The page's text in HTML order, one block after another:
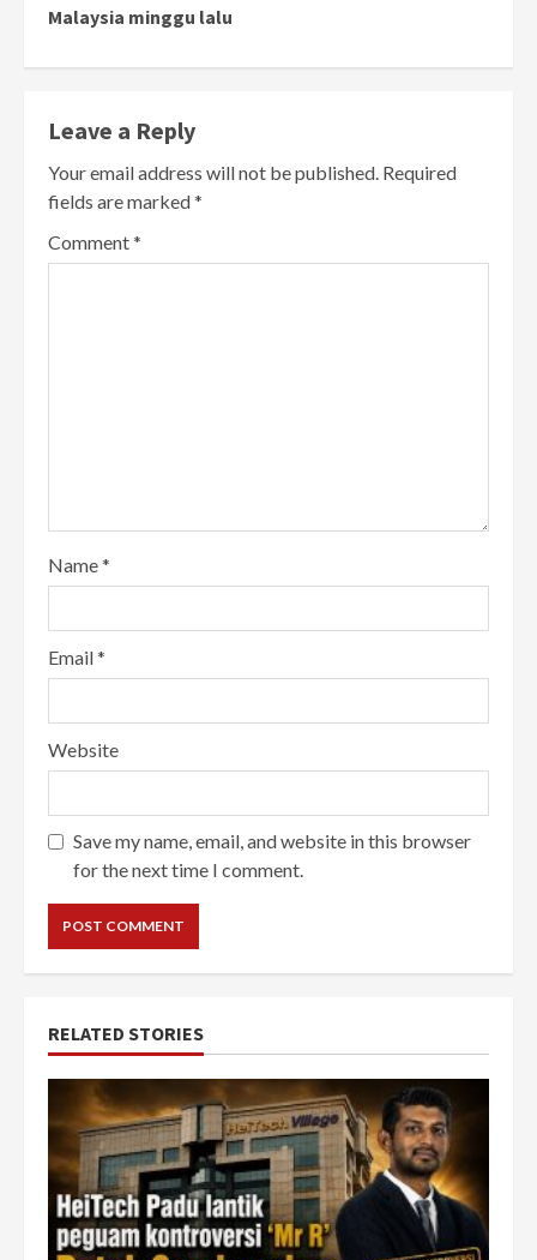
Malaysia minggu lalu
Leave a Reply
Your email address will not be published. Required
fields are marked*
Comment*
Name*
Email*
Website
Save my name, email, and website in this browser
for the next time I comment.
RELATED STORIES